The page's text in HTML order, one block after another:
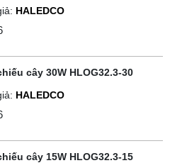
HALEDCO
cây 30W HLOG32.3-30
HALEDCO
cây 15W HLOG32.3-15